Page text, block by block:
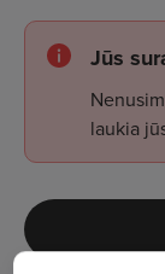
Jūs
laukia